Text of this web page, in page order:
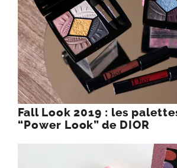
Fall Look 2019 : les
“Power Look” de DIOR